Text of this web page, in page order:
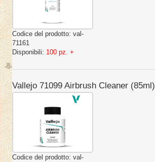
Codice del prodotto: val-
71161
Disponibili: 100 pz. +
Vallejo 71099 Airbrush Cleaner (85ml)
Codice del prodotto: val-